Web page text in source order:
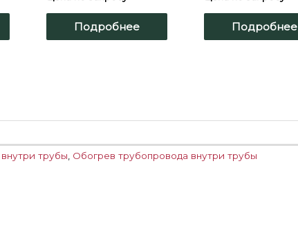
Подробнее Подробнее
трубы Обогрев трубопровода внутри трубы